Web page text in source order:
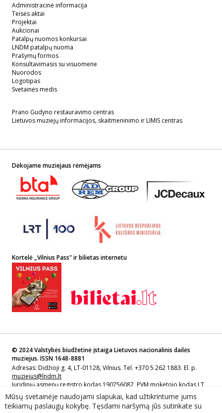
Administracinė informacija
Teisės aktai
Projektai
Aukcionai
Patalpų nuomos konkursai
LNDM patalpų nuoma
Prašymų formos
Konsultavimasis su visuomene
Nuorodos
Logotipas
Svetainės medis
Prano Gudyno restauravimo centras
Lietuvos muziejų informacijos, skaitmeninimo ir LIMIS centras
Dėkojame muziejaus rėmėjams
Kortelė „Vilnius Pass” ir bilietas internetu
© 2024 Valstybės biudžetinė įstaiga Lietuvos nacionalinis dailės
muziejus. ISSN 1648-8881
Adresas: Didžioji g. 4, LT-01128, Vilnius. Tel. +370 5 262 1883. El. p.
muziejus@lndm.lt
Juridinių asmenų registro kodas 190756087, PVM mokėtojo kodas LT
907560811
Sprendimas: Lietuvos nacionalinio dailės muziejaus filialas Lietuvos
Mūsų svetainėje naudojami slapukai, kad užtikrintume jums
teikiamų paslaugų kokybę. Tęsdami naršymą jūs sutinkate su